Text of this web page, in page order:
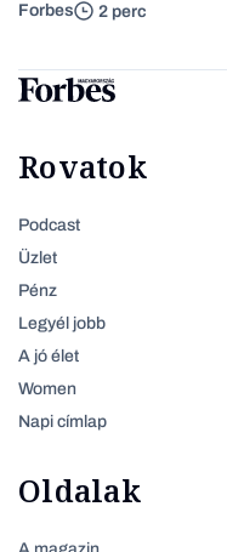
Forbes 2 perc
Rovatok
Podcast
Üzlet
Pénz
Legyél jobb
A jó élet
Women
Napi címlap
Oldalak